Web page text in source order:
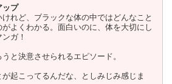
ップ
れど、ブラックな体の中ではどんなこと
よくわかる。面白いのに、体を大切にし
ガ！
と決意させられるエピソード。
起こってるんだな、としみじみ感じま